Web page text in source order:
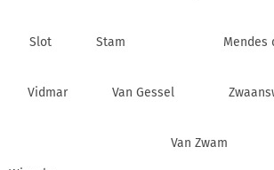
Slot Stam Mendes
Vidmar Van Gessel
Van Zwam